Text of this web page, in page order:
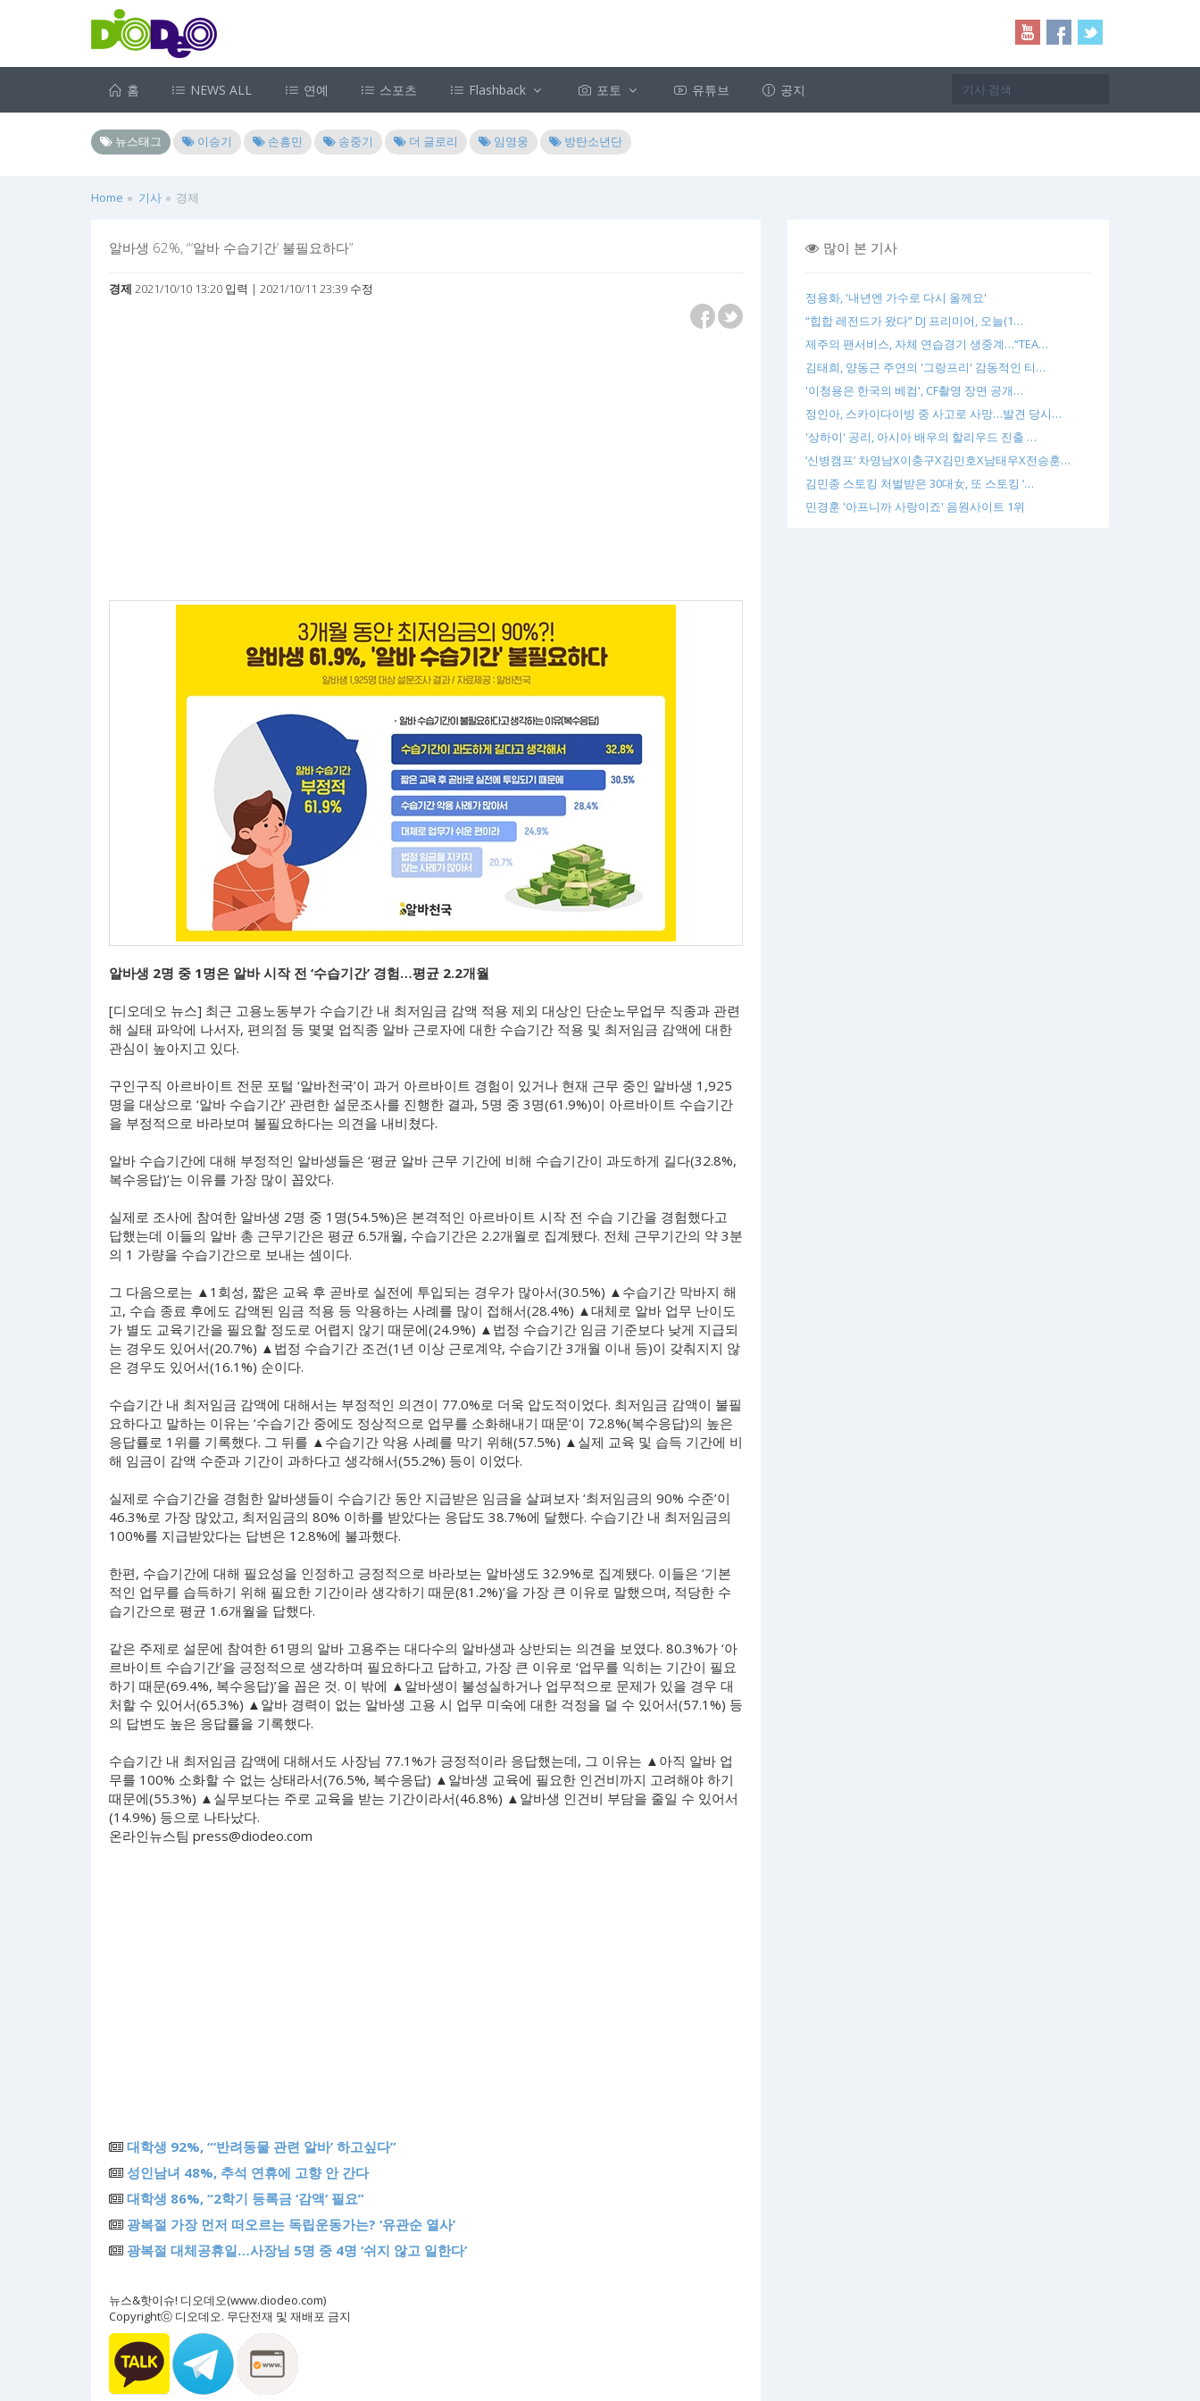
홈 NEWS ALL 연예 스포츠 Flashback 포토 유튜브 공지
뉴스태그 이승기 손흥민 송중기 더 글로리 임영웅 방탄소년단
Home 기사 경제
알바생 62%, “‘알바 수습기간’ 불필요하다”
경제 2021/10/10 13:20 입력 | 2021/10/11 23:39 수정
알바생 2명 중 1명은 알바 시작 전 ‘수습기간’ 경험…평균 2.2개월
[디오데오 뉴스] 최근 고용노동부가 수습기간 내 최저임금 감액 적용 제외 대상인 단순노무업무 직종과 관련
해 실태 파악에 나서자, 편의점 등 몇몇 업직종 알바 근로자에 대한 수습기간 적용 및 최저임금 감액에 대한
관심이 높아지고 있다.
구인구직 아르바이트 전문 포털 ‘알바천국’이 과거 아르바이트 경험이 있거나 현재 근무 중인 알바생 1,925
명을 대상으로 ‘알바 수습기간’ 관련한 설문조사를 진행한 결과, 5명 중 3명(61.9%)이 아르바이트 수습기간
을 부정적으로 바라보며 불필요하다는 의견을 내비쳤다.
알바 수습기간에 대해 부정적인 알바생들은 ‘평균 알바 근무 기간에 비해 수습기간이 과도하게 길다(32.8%,
복수응답)’는 이유를 가장 많이 꼽았다.
실제로 조사에 참여한 알바생 2명 중 1명(54.5%)은 본격적인 아르바이트 시작 전 수습 기간을 경험했다고
답했는데 이들의 알바 총 근무기간은 평균 6.5개월, 수습기간은 2.2개월로 집계됐다. 전체 근무기간의 약 3분
의 1 가량을 수습기간으로 보내는 셈이다.
그 다음으로는 ▲1회성, 짧은 교육 후 곧바로 실전에 투입되는 경우가 많아서(30.5%) ▲수습기간 막바지 해
고, 수습 종료 후에도 감액된 임금 적용 등 악용하는 사례를 많이 접해서(28.4%) ▲대체로 알바 업무 난이도
가 별도 교육기간을 필요할 정도로 어렵지 않기 때문에(24.9%) ▲법정 수습기간 임금 기준보다 낮게 지급되
는 경우도 있어서(20.7%) ▲법정 수습기간 조건(1년 이상 근로계약, 수습기간 3개월 이내 등)이 갖춰지지 않
은 경우도 있어서(16.1%) 순이다.
수습기간 내 최저임금 감액에 대해서는 부정적인 의견이 77.0%로 더욱 압도적이었다. 최저임금 감액이 불필
요하다고 말하는 이유는 ‘수습기간 중에도 정상적으로 업무를 소화해내기 때문’이 72.8%(복수응답)의 높은
응답률로 1위를 기록했다. 그 뒤를 ▲수습기간 악용 사례를 막기 위해(57.5%) ▲실제 교육 및 습득 기간에 비
해 임금이 감액 수준과 기간이 과하다고 생각해서(55.2%) 등이 이었다.
실제로 수습기간을 경험한 알바생들이 수습기간 동안 지급받은 임금을 살펴보자 ‘최저임금의 90% 수준’이
46.3%로 가장 많았고, 최저임금의 80% 이하를 받았다는 응답도 38.7%에 달했다. 수습기간 내 최저임금의
100%를 지급받았다는 답변은 12.8%에 불과했다.
한편, 수습기간에 대해 필요성을 인정하고 긍정적으로 바라보는 알바생도 32.9%로 집계됐다. 이들은 ‘기본
적인 업무를 습득하기 위해 필요한 기간이라 생각하기 때문(81.2%)’을 가장 큰 이유로 말했으며, 적당한 수
습기간으로 평균 1.6개월을 답했다.
같은 주제로 설문에 참여한 61명의 알바 고용주는 대다수의 알바생과 상반되는 의견을 보였다. 80.3%가 ‘아
르바이트 수습기간’을 긍정적으로 생각하며 필요하다고 답하고, 가장 큰 이유로 ‘업무를 익히는 기간이 필요
하기 때문(69.4%, 복수응답)’을 꼽은 것. 이 밖에 ▲알바생이 불성실하거나 업무적으로 문제가 있을 경우 대
처할 수 있어서(65.3%) ▲알바 경력이 없는 알바생 고용 시 업무 미숙에 대한 걱정을 덜 수 있어서(57.1%) 등
의 답변도 높은 응답률을 기록했다.
수습기간 내 최저임금 감액에 대해서도 사장님 77.1%가 긍정적이라 응답했는데, 그 이유는 ▲아직 알바 업
무를 100% 소화할 수 없는 상태라서(76.5%, 복수응답) ▲알바생 교육에 필요한 인건비까지 고려해야 하기
때문에(55.3%) ▲실무보다는 주로 교육을 받는 기간이라서(46.8%) ▲알바생 인건비 부담을 줄일 수 있어서
(14.9%) 등으로 나타났다.
온라인뉴스팀 press@diodeo.com
대학생 92%, “‘반려동물 관련 알바’ 하고싶다”
성인남녀 48%, 추석 연휴에 고향 안 간다
대학생 86%, “2학기 등록금 ‘감액’ 필요”
광복절 가장 먼저 떠오르는 독립운동가는? ‘유관순 열사’
광복절 대체공휴일…사장님 5명 중 4명 ‘쉬지 않고 일한다’
뉴스&핫이슈! 디오데오(www.diodeo.com)
Copyrightⓒ 디오데오. 무단전재 및 재배포 금지
많이 본 기사
정용화, '내년엔 가수로 다시 올께요'
“힙합 레전드가 왔다” DJ 프리미어, 오늘(1…
제주의 팬서비스, 자체 연습경기 생중계…“TEA…
김태희, 양동근 주연의 '그랑프리' 감동적인 티…
'이청용은 한국의 베컴', CF촬영 장면 공개…
정인아, 스카이다이빙 중 사고로 사망…발견 당시…
'상하이' 공리, 아시아 배우의 할리우드 진출 …
‘신병캠프’ 차영남X이충구X김민호X남태우X전승훈…
김민종 스토킹 처벌받은 30대女, 또 스토킹 ‘…
민경훈 '아프니까 사랑이죠' 음원사이트 1위